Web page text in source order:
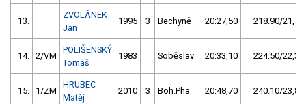
13.
ZVOLÁNEK
Jan
1995 3 Bechyně 20:27,50 218.90/21,7
14. 2/VM
POLIŠENSKÝ
Tomáš
1983 Soběslav 20:33,10 224.50/22,3
15. 1/ZM
HRUBEC
Matěj
2010 3 Boh.Pha 20:48,70 240.10/23,8